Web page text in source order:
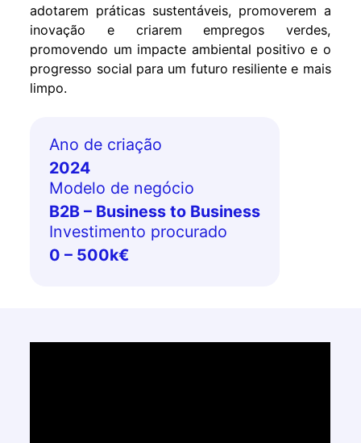
adotarem práticas sustentáveis, promoverem a
inovação e criarem empregos verdes,
promovendo um impacte ambiental positivo e o
progresso social para um futuro resiliente e mais
limpo.
Ano de criação
2024
Modelo de negócio
B2B – Business to Business
Investimento procurado
0 – 500k€